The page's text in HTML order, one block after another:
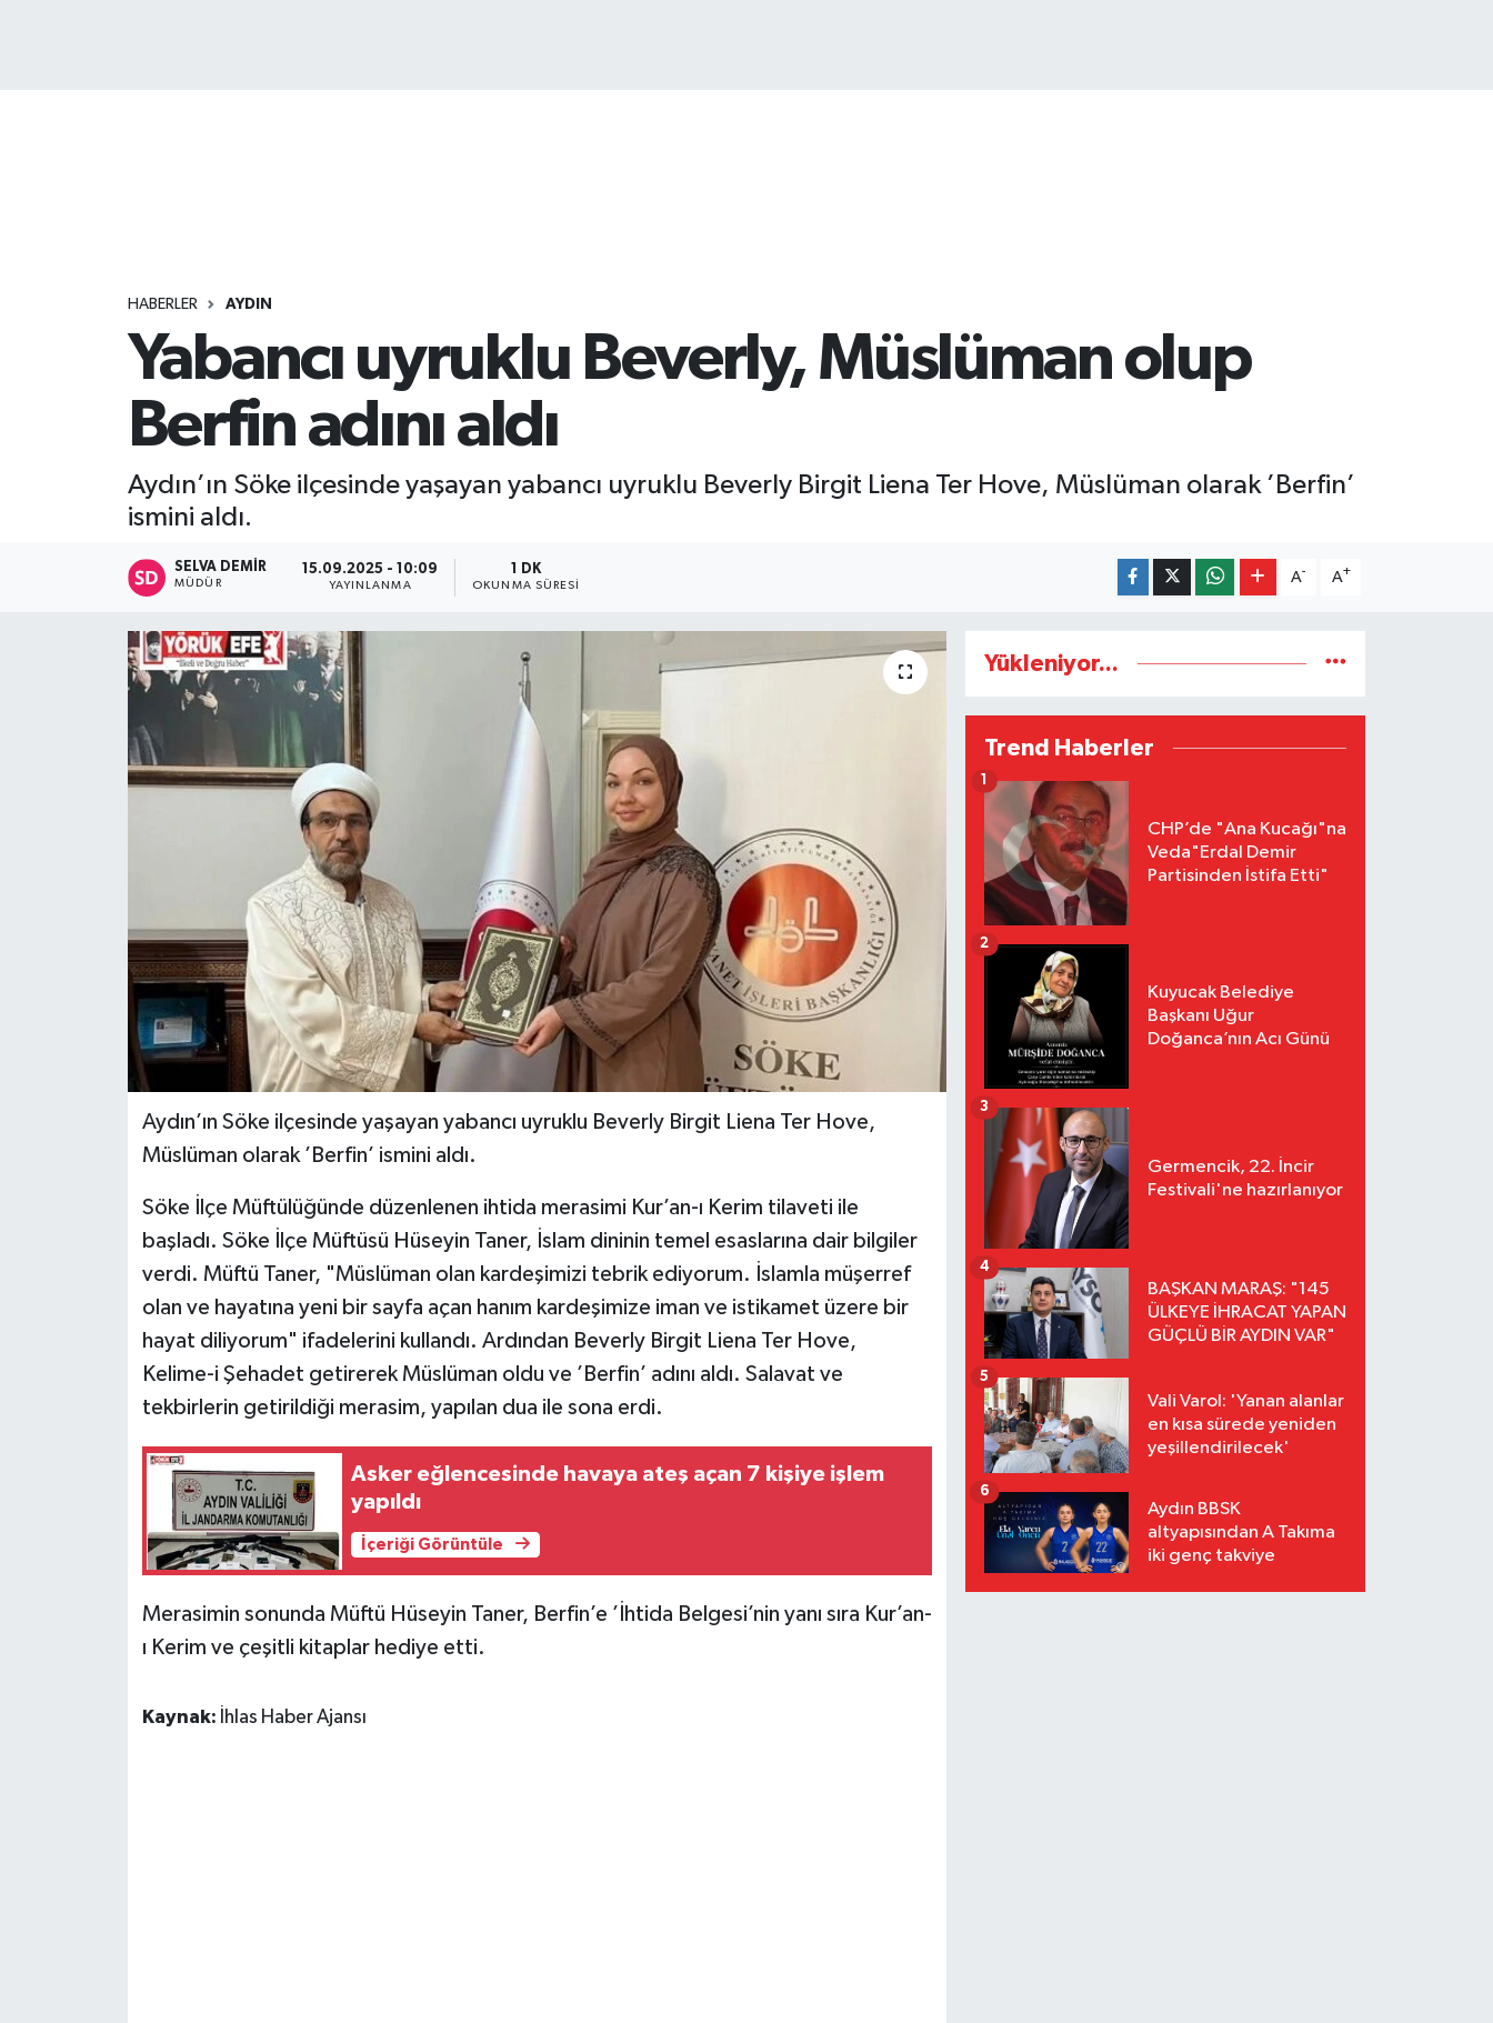
HABERLER AYDIN
Yabancı uyruklu Beverly, Müslüman olup
Berfin adını aldı
Aydın’ın Söke ilçesinde yaşayan yabancı uyruklu Beverly Birgit Liena Ter Hove, Müslüman olarak ’Berfin’
ismini aldı.
SELVA DEMIR
MÜDÜR
15.09.2025 - 10:09
YAYINLANMA
1 DK
OKUNMA SÜRESI
A- A+
Aydın’ın Söke ilçesinde yaşayan yabancı uyruklu Beverly Birgit Liena Ter Hove,
Müslüman olarak ’Berfin’ ismini aldı.
Söke İlçe Müftülüğünde düzenlenen ihtida merasimi Kur’an-ı Kerim tilaveti ile
başladı. Söke İlçe Müftüsü Hüseyin Taner, İslam dininin temel esaslarına dair bilgiler
verdi. Müftü Taner, "Müslüman olan kardeşimizi tebrik ediyorum. İslamla müşerref
olan ve hayatına yeni bir sayfa açan hanım kardeşimize iman ve istikamet üzere bir
hayat diliyorum" ifadelerini kullandı. Ardından Beverly Birgit Liena Ter Hove,
Kelime-i Şehadet getirerek Müslüman oldu ve ’Berfin’ adını aldı. Salavat ve
tekbirlerin getirildiği merasim, yapılan dua ile sona erdi.
Asker eğlencesinde havaya ateş açan 7 kişiye işlem
yapıldı
İçeriği Görüntüle
Merasimin sonunda Müftü Hüseyin Taner, Berfin’e ’İhtida Belgesi’nin yanı sıra Kur’an-
ı Kerim ve çeşitli kitaplar hediye etti.
Kaynak: İhlas Haber Ajansı
Yükleniyor...
Trend Haberler
CHP’de "Ana Kucağı"na
Veda"Erdal Demir
Partisinden İstifa Etti"
1
Kuyucak Belediye
Başkanı Uğur
Doğanca’nın Acı Günü
2
Germencik, 22. İncir
Festivali'ne hazırlanıyor
3
BAŞKAN MARAŞ: "145
ÜLKEYE İHRACAT YAPAN
GÜÇLÜ BİR AYDIN VAR"
4
Vali Varol: 'Yanan alanlar
en kısa sürede yeniden
yeşillendirilecek'
5
Aydın BBSK
altyapısından A Takıma
iki genç takviye
6